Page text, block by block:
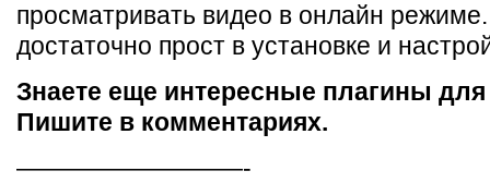
просматривать видео в онлайн
достаточно прост в установке и
Знаете еще интересные плагины
Пишите в комментариях.
—————————-